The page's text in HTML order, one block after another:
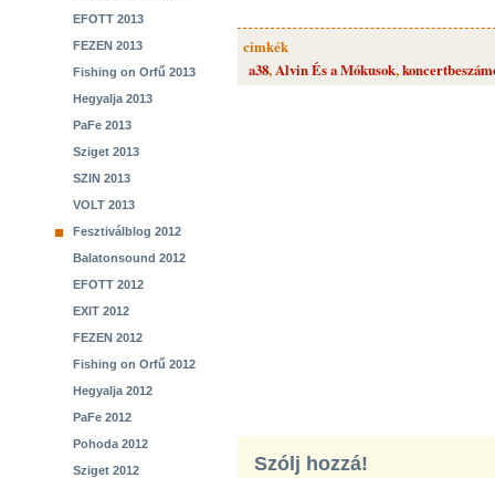
EFOTT 2013
FEZEN 2013
Fishing on Orfű 2013
Hegyalja 2013
PaFe 2013
Sziget 2013
SZIN 2013
VOLT 2013
Fesztiválblog 2012
Balatonsound 2012
EFOTT 2012
EXIT 2012
FEZEN 2012
Fishing on Orfű 2012
Hegyalja 2012
PaFe 2012
Pohoda 2012
Sziget 2012
cimkék
a38,Alvin És a Mókusok,
Szólj hozzá!